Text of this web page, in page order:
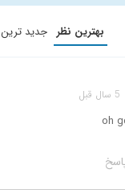
بهترین نظر جدید ترین
5 سال قبل
oh